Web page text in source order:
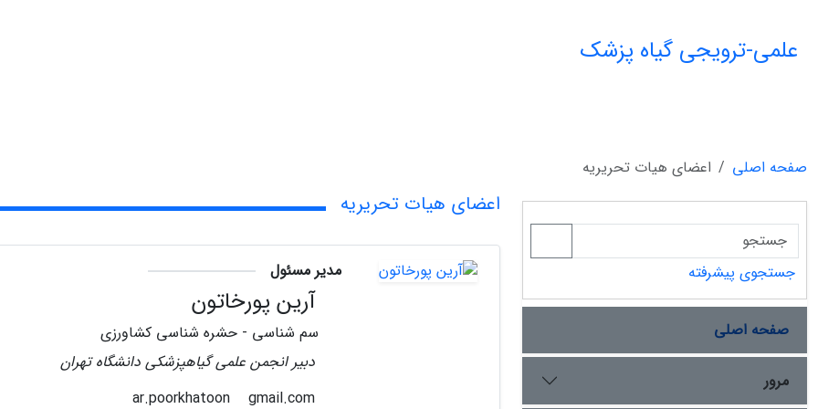
علمی-ترویجی گیاه پزشک
صفحه اصلی اعضای هیات تحریریه
جستجوی پیشرفته
صفحه اصلی
مرور
اعضای هیات تحریریه
مدیر مسئول
آرین پورخاتون
سم شناسی - حشره شناسی کشاورزی
دبیر انجمن علمی گیاهپزشکی دانشگاه تهران
gmail.com